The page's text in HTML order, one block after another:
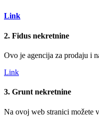
Link
2. Fidus nekretnine
Ovo je agencija za prodaju i
Link
3. Grunt nekretnine
Na ovoj web stranici možete